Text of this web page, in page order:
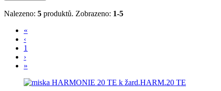
Nalezeno: 5 produktů. Zobrazeno: 1-5
«
‹
1
›
»